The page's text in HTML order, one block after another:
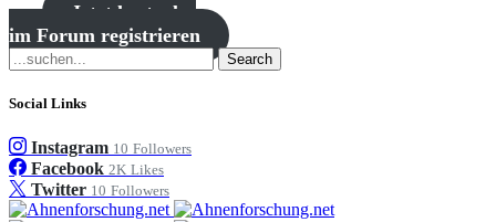
Jetzt kostenlos
im Forum registrieren
Search
Social Links
Instagram 10 Followers
Facebook 2K Likes
Twitter 10 Followers